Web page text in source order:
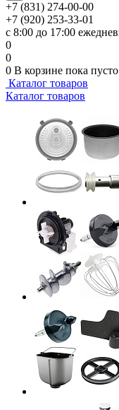
+7 (831) 274-00-00
+7 (920) 253-33-01
с 8:00 до 17:00
0
0
0 В корзине пока пусто
Каталог товаров
Каталог товаров